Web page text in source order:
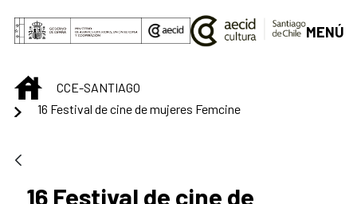
Saltar al contenido principal
MENÚ
INICIOCCE-SANTIAGO
16 Festival de cine de mujeres Femcine
16 Festival de cine de